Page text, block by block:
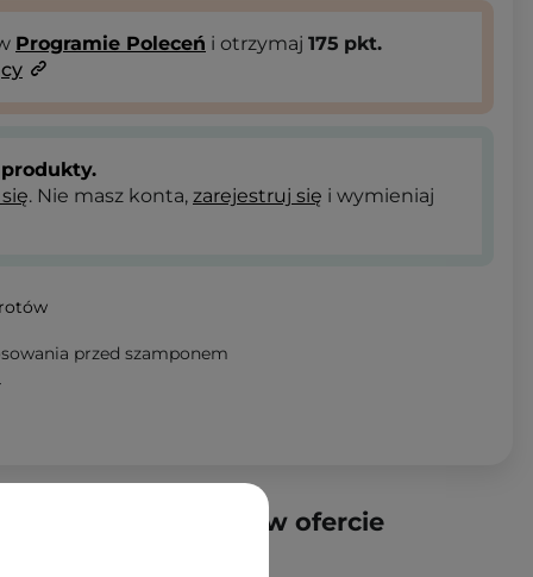
Programie Poleceń i otrzymaj 175 pkt.
. Nie masz konta, zarejestruj się i wymieniaj
przed szamponem
produkty dostępne w ofercie